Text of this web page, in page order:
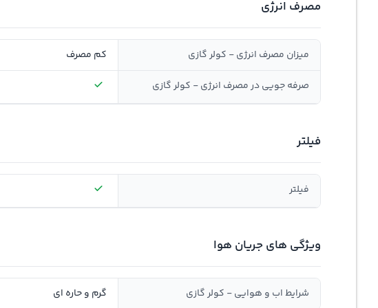
مصرف انرژی
میزان مصرف انرژی - کولر گازی کم مصرف
صرفه جویی در مصرف انرژی - کولر گازی
فیلتر
فیلتر
ویژگی های جریان هوا
شرایط اب و هوایی - کولر گازی گرم و حاره ای